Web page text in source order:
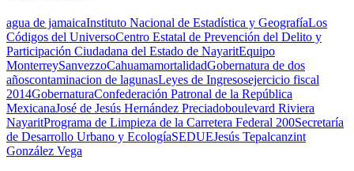
agua de jamaicaInstituto Nacional de Estadística y GeografíaLos
Códigos del UniversoCentro Estatal de Prevención del Delito y
Participación Ciudadana del Estado de NayaritEquipo
MonterreySanvezzoCahuamamortalidadGobernatura de dos
añoscontaminacion de lagunasLeyes de Ingresosejercicio fiscal
2014GobernaturaConfederación Patronal de la República
MexicanaJosé de Jesús Hernández Preciadoboulevard Riviera
NayaritPrograma de Limpieza de la Carretera Federal 200Secretaría
de Desarrollo Urbano y EcologíaSEDUEJesús Tepalcanzint
González Vega